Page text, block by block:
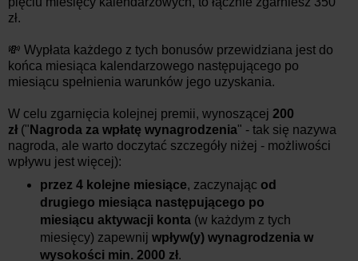
zł.
💸 Wypłata każdego z tych bonusów przewidziana jest do
końca miesiąca kalendarzowego następującego po
miesiącu spełnienia warunków jego uzyskania.
W celu zgarnięcia kolejnej premii, wynoszącej 200
zł (" Nagroda za wpłatę wynagrodzenia" - tak się nazywa
nagroda, ale warto doczytać szczegóły niżej - możliwości
wpływu jest więcej):
przez 4 kolejne miesiące, zaczynając od
drugiego miesiąca następującego po
miesiącu aktywacji konta(w każdym z tych
miesięcy) zapewnij wpływ(y) wynagrodzenia w
wysokości min. 2000 zł.